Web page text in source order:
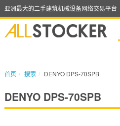
亚洲最大的二手建筑机械设备网络交易平台
首页 搜索 DENYO DPS-70SPB
DENYO DPS-70SPB